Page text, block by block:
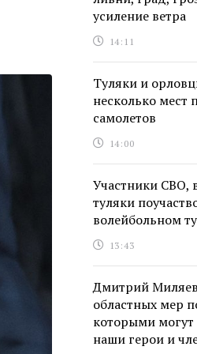
усиление ветра
14:11
Туляки и
несколько мест
самолетов
14:00
Участники СВО,
туляки
волейбольном
13:43
Дмитрий
областных мер
которыми могут
наши герои и